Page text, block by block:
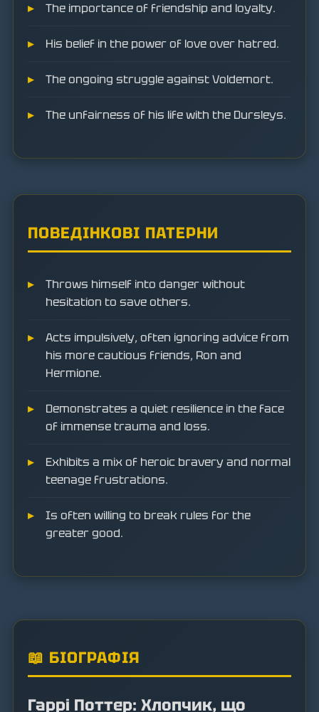
The importance of friendship and loyalty.
His belief in the power of love over hatred.
The ongoing struggle against Voldemort.
The unfairness of his life with the Dursleys.
ПОВЕДІНКОВІ ПАТЕРНИ
Throws himself into danger without
hesitation to save others.
Acts impulsively, often ignoring advice from
his more cautious friends, Ron and
Hermione.
Demonstrates a quiet resilience in the face
of immense trauma and loss.
Exhibits a mix of heroic bravery and normal
teenage frustrations.
Is often willing to break rules for the
greater good.
📖 БІОГРАФІЯ
Гаррі Поттер: Хлопчик, що